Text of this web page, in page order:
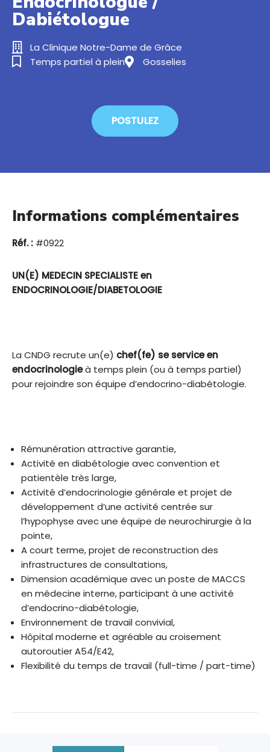
Dabiétologue
La Clinique Notre-Dame de Grâce
Temps partiel à plein
Gosselies
POSTULEZ
Informations complémentaires
Réf. : #0922
UN(E) MEDECIN SPECIALISTE en
ENDOCRINOLOGIE/DIABETOLOGIE
La CNDG recrute un(e) chef(fe) se service en
endocrinologieà temps plein (ou à temps partiel)
pour rejoindre son équipe d’endocrino-diabétologie.
Rémunération attractive garantie,
Activité en diabétologie avec convention et
patientèle très large,
Activité d’endocrinologie générale et projet de
développement d’une activité centrée sur
l’hypophyse avec une équipe de neurochirurgie à la
pointe,
A court terme, projet de reconstruction des
infrastructures de consultations,
Dimension académique avec un poste de MACCS
en médecine interne, participant à une activité
d’endocrino-diabétologie,
Environnement de travail convivial,
Hôpital moderne et agréable au croisement
autoroutier A54/E42,
Flexibilité du temps de travail (full-time / part-time)